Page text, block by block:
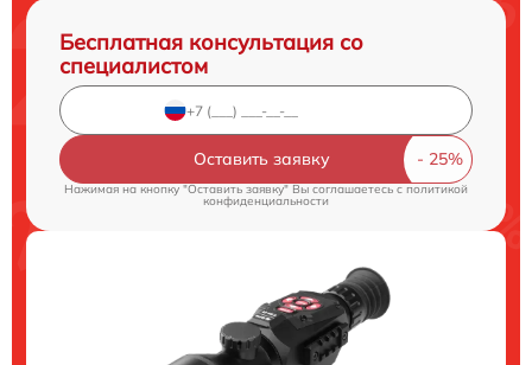
Бесплатная консультация со
специалистом
Оставить заявку
Нажимая на кнопку "Оставить заявку" Вы соглашаетесь cполитикой
конфиденциальности